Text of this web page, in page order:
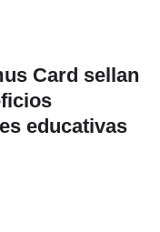
Card sellan
educativas